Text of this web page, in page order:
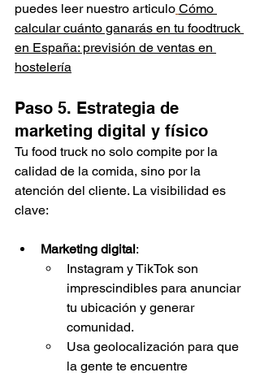
puedes leer nuestro articulo Cómo
calcular cuánto ganarás en tu foodtruck
en España: previsión de ventas en
hostelería
Paso 5. Estrategia de
marketing digital y físico
Tu food truck no solo compite por la
calidad de la comida, sino por la
atención del cliente. La visibilidad es
clave:
Marketing digital:
Instagram y TikTok son
imprescindibles para anunciar
tu ubicación y generar
comunidad.
Usa geolocalización para que
la gente te encuentre